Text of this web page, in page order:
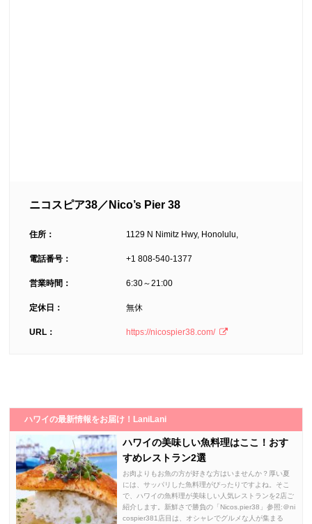
ニコスピア38／Nico’s Pier 38
住所： 1129 N Nimitz Hwy, Honolulu,
電話番号： +1 808-540-1377
営業時間： 6:30～21:00
定休日： 無休
URL： https://nicospier38.com/
ハワイの最新情報をお届け！LaniLani
ハワイの美味しい魚料理はここ！おす
すめレストラン2選
お肉よりもお魚の方が好きな方はいませんか？厚い夏
には、サッパリした魚料理がぴったりですよね。そこ
で、ハワイの魚料理が美味しい人気レストランを2店ご
紹介します。新鮮さで勝負の「Nicos.pier38」参照:＠ni
cospier381店目は、オシャレでグルメな人が集まる